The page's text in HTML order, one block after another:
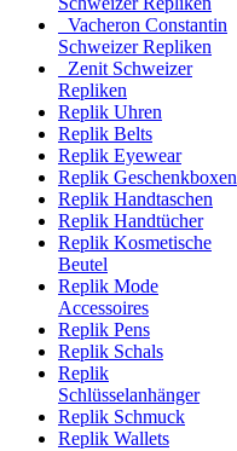
Vacheron Constantin
Schweizer Repliken
Zenit Schweizer
Repliken
Replik Uhren
Replik Belts
Replik Eyewear
Replik Geschenkboxen
Replik Handtaschen
Replik Handtücher
Replik Kosmetische
Beutel
Replik Mode
Accessoires
Replik Pens
Replik Schals
Replik
Schlüsselanhänger
Replik Schmuck
Replik Wallets